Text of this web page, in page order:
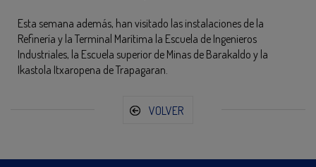
Esta semana además, han visitado las instalaciones de la
Refinería y la Terminal Marítima la Escuela de Ingenieros
Industriales, la Escuela superior de Minas de Barakaldo y la
Ikastola Itxaropena de Trapagaran.
VOLVER